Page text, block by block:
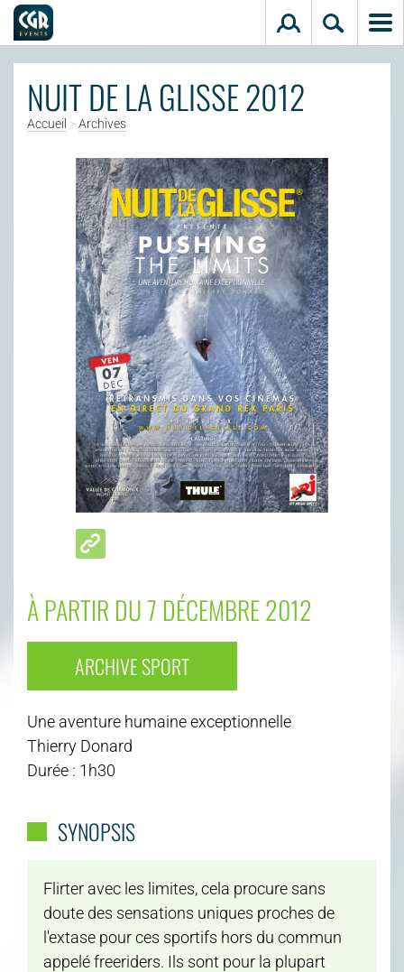
NUIT DE LA GLISSE 2012
Accueil >Archives
À PARTIR DU 7 DÉCEMBRE 2012
ARCHIVE SPORT
Une aventure humaine exceptionnelle
Thierry Donard
Durée : 1h30
SYNOPSIS
Flirter avec les limites, cela procure sans
doute des sensations uniques proches de
l'extase pour ces sportifs hors du commun
appelé freeriders. Ils sont pour la plupart